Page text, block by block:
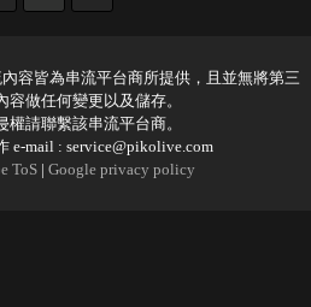
容皆為串流平台商所提供，且並無將第三
容做任何變更以及儲存。
權請聯繫該串流平台商。
e-mail : service@pikolive.com
ToS| Google privacy policy